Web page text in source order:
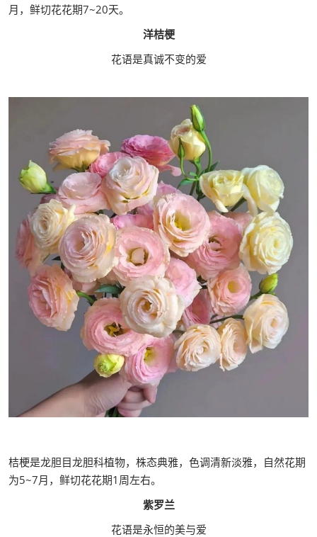
月，鲜切花花期7~20天。
洋桔梗
花语是真诚不变的爱
桔梗是龙胆目龙胆科植物，株态典雅，色调清新淡雅，自然花期
为5~7月，鲜切花花期1周左右。
紫罗兰
花语是永恒的美与爱